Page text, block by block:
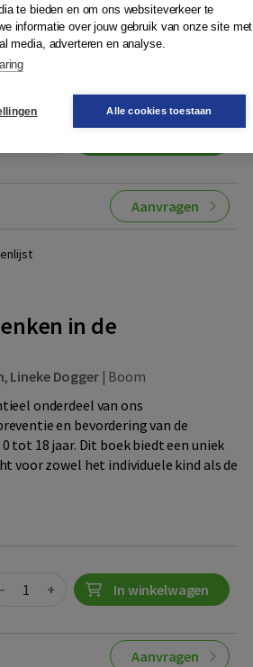
in het klinisch redeneren
Aanvragen
in de
, Lineke Dogger| Boom
onderdeel van ons
en bevordering van de
tot 18 jaar. Dit boek biedt een uniek
voor zowel het individuele kind als de
+ In winkelwagen
Aanvragen
te bieden en om ons websiteverkeer te
informatie over jouw gebruik van onze site met
media, adverteren en analyse.
Alle cookies toestaan